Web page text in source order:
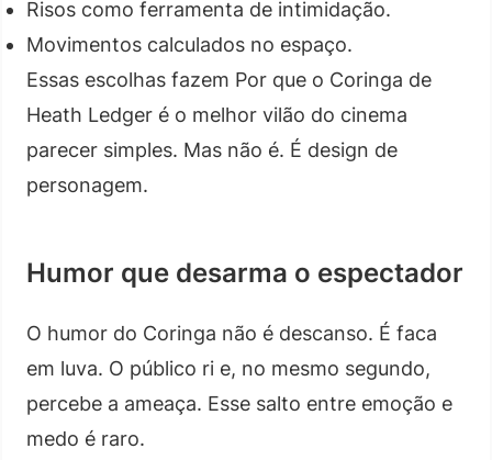
Risos como ferramenta de intimidação.
Movimentos calculados no espaço.
Essas escolhas fazem Por que o Coringa de
Heath Ledger é o melhor vilão do cinema
parecer simples. Mas não é. É design de
personagem.
Humor que desarma o espectador
O humor do Coringa não é descanso. É faca
em luva. O público ri e, no mesmo segundo,
percebe a ameaça. Esse salto entre emoção e
medo é raro.